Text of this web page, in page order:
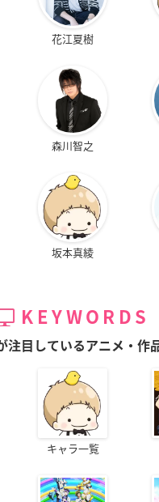
花江夏樹
森川智之
坂本真綾
KEYWORDS
注目しているアニメ・作
キャラ一覧